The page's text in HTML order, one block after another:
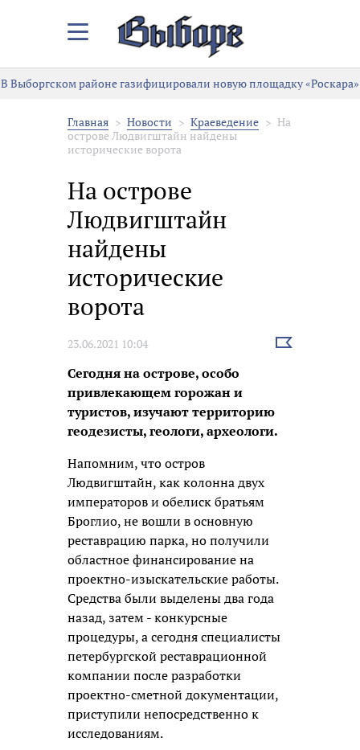
Закрыть/
меню
Выборгском районе газифицировали новую площадку «Роскара»
Главная Новости Краеведение
На
острове Людвигштайн найдены
исторические ворота
На острове
Людвигштайн
найдены
исторические
ворота
23.06.2021 10:04
Выбрать
Сегодня на острове, особо
привлекающем горожан и
туристов, изучают территорию
геодезисты, геологи, археологи.
Напомним, что остров
Людвигштайн, как колонна двух
императоров и обелиск братьям
Броглио, не вошли в основную
реставрацию парка, но получили
областное финансирование на
проектно-изыскательские работы.
Средства были выделены два года
назад, затем - конкурсные
процедуры, а сегодня специалисты
петербургской реставрационной
компании после разработки
проектно-сметной документации,
приступили непосредственно к
исследованиям.